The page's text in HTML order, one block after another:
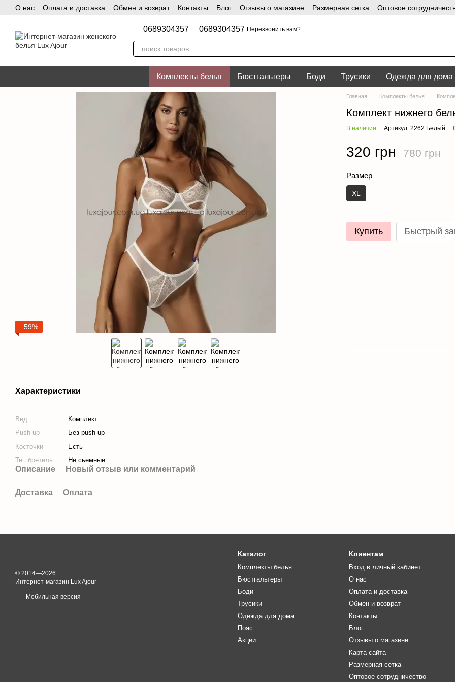
Перейти к основному контенту
О нас Оплата и доставка Обмен и возврат Контакты Блог Отзывы о магазине Размерная сетка Оптовое
0689304357 0689304357 Перезвонить вам?
Комплекты белья Бюстгальтеры Боди Трусики Одежда для дома
−59%
Характеристики
Вид
Комплект
Push-up
Без push-up
Косточки
Есть
Тип бретель
Не сьемные
Описание Новый отзыв или комментарий
Доставка Оплата
Главная Комплекты белья
Комплект нижнего
В наличии Артикул: 2262 Белый
320 грн 780 грн
Размер
XL
Купить Быстрый
© 2014—2026
Интернет-магазин Lux Ajour
Мобильная версия
Каталог
Комплекты белья
Бюстгальтеры
Боди
Трусики
Одежда для дома
Пояс
Акции
Клиентам
Вход в личный кабинет
О нас
Оплата и доставка
Обмен и возврат
Контакты
Блог
Отзывы о магазине
Карта сайта
Размерная сетка
Оптовое сотрудничество